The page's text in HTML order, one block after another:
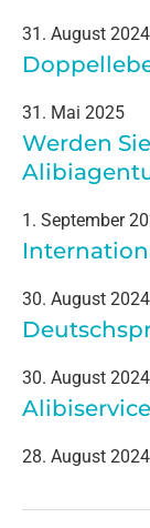
31. August 2024
31. Mai 2025
Werden
1. September
30. August 2024
30. August 2024
Alibiservice
28. August 2024